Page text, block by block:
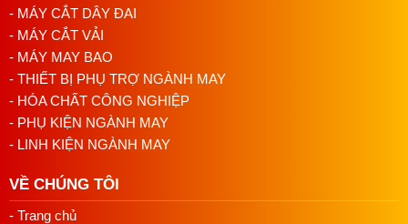
- MÁY CẮT DÂY ĐAI
- MÁY CẮT VẢI
- MÁY MAY BAO
- THIẾT BỊ PHỤ TRỢ NGÀNH MAY
- HÓA CHẤT CÔNG NGHIỆP
- PHỤ KIỆN NGÀNH MAY
- LINH KIỆN NGÀNH MAY
VỀ CHÚNG TÔI
- Trang chủ